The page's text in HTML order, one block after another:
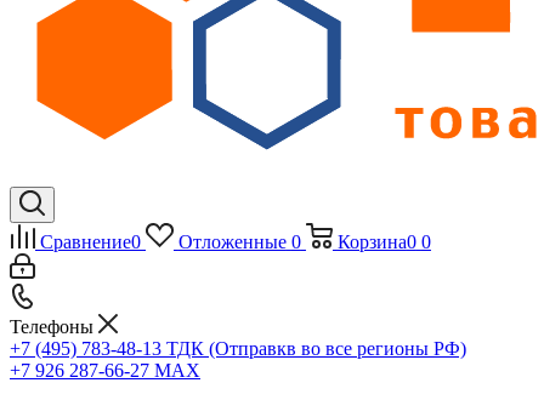
Сравнение0 Отложенные 0 Корзина0 0
Телефоны
+7 (495) 783-48-13 ТДК (Отправкв во все регионы РФ)
+7 926 287-66-27 МАХ